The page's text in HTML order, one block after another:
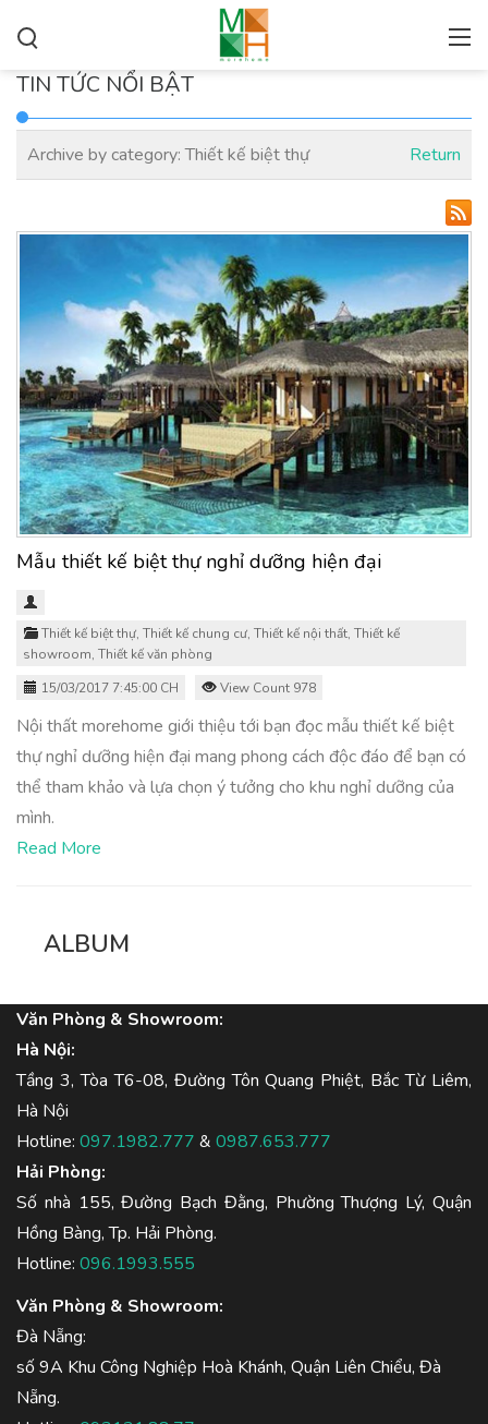
TIN TỨC NỔI BẬT
Archive by category:Thiết kế biệt thự Return
Mẫu thiết kế biệt thự nghỉ dưỡng hiện đại
Thiết kế biệt thự, Thiết kế chung cư, Thiết kế nội thất, Thiết kế
showroom, Thiết kế văn phòng
15/03/2017 7:45:00 CH
View Count 978
Nội thất morehome giới thiệu tới bạn đọc mẫu thiết kế biệt
thự nghỉ dưỡng hiện đại mang phong cách độc đáo để bạn có
thể tham khảo và lựa chọn ý tưởng cho khu nghỉ dưỡng của
mình.
Read More
ALBUM
Văn Phòng & Showroom:
Hà Nội:
Tầng 3, Tòa T6-08, Đường Tôn Quang Phiệt, Bắc Từ Liêm,
Hà Nội
Hotline: 097.1982.777 & 0987.653.777
Hải Phòng:
Số nhà 155, Đường Bạch Đằng, Phường Thượng Lý, Quận
Hồng Bàng, Tp. Hải Phòng.
Hotline: 096.1993.555
Văn Phòng & Showroom:
Đà Nẵng:
số 9A Khu Công Nghiệp Hoà Khánh, Quận Liên Chiểu, Đà
Nẵng.